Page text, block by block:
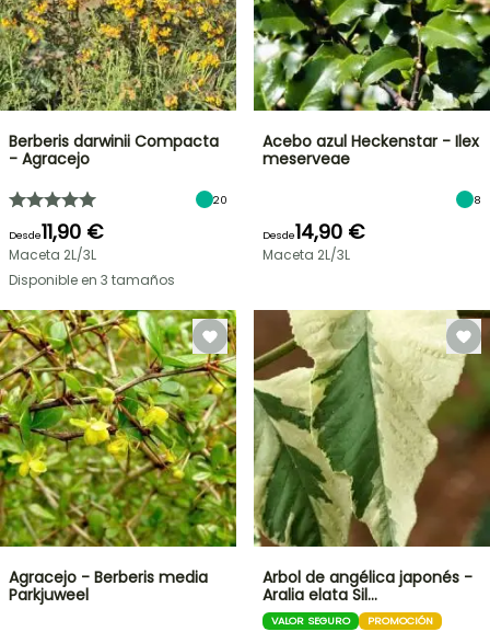
Berberis darwinii Compacta
- Agracejo
20
Desde11,90 €
Maceta 2L/3L
Disponible en 3 tamaños
Acebo azul Heckenstar - Ilex
meserveae
8
Desde14,90 €
Maceta 2L/3L
Agracejo - Berberis media
Parkjuweel
Arbol de angélica japonés -
Aralia elata Sil…
VALOR SEGURO PROMOCIÓN